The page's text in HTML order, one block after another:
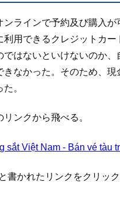
ンラインで予約及び購入が
利用できるクレジットカー
ではないといけないのか、
きなかった。そのため、現
。
ンクから飛べる。
sắt Việt Nam - Bán vé tàu
書かれたリンクをクリッ